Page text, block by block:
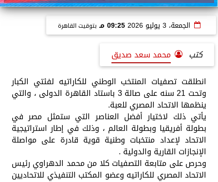
الجمعة، 3 يوليو 2026 09:25 مـ بتوقيت القاهرة
كتب
محمد سعد صديق
انطلقت تصفيات المنتخب الوطني للكاراتيه لفئتي الكبار
وتحت 21 سنه على صالة 3 باستاد القاهرة الدولى ، والتي
ينظمها الاتحاد المصري للعبة.
يأتي ذلك لاختيار أفضل العناصر التي ستمثل مصر في
بطولة أفريقيا وبطولة العالم ، وذلك في إطار استراتيجية
الاتحاد لإعداد منتخبات وطنية قوية قادرة على مواصلة
الإنجازات القارية والدولية .
وحرص على متابعة التصفيات كلا من محمد الدهراوي رئيس
الاتحاد المصري للكاراتيه وعضو المكتب التنفيذي للاتحاديين